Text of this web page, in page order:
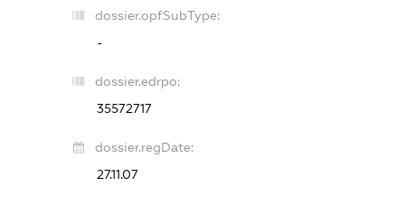
dossier.opfSubType:
-
dossier.edrpo:
35572717
dossier.regDate:
27.11.07